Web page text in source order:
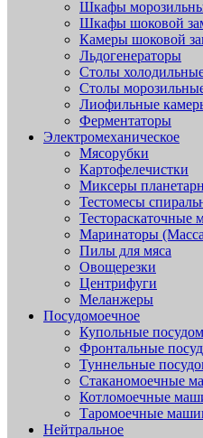
Шкафы
Шкафы шоковой
Камеры шоковой
Льдогенераторы
Столы
Столы
Лиофильные
Ферментаторы
Электромеханическое
Мясорубки
Картофелечистки
Миксеры
Тестомесы
Тестораскаточные
Маринаторы
Пилы для мяса
Овощерезки
Центрифуги
Меланжеры
Посудомоечное
Купольные
Фронтальные
Туннельные
Стаканомоечные
Котломоечные
Таромоечные
Нейтральное